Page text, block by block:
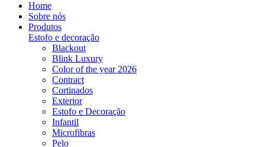
Home
Sobre nós
Produtos
Estofo e decoração
Blackout
Blink Luxury
Color of the year 2026
Contract
Cortinados
Exterior
Estofo e Decoração
Infantil
Microfibras
Pelo